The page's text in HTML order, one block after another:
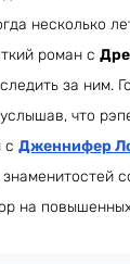
несколько
роман с
за ним.
что
с Дженнифер
на